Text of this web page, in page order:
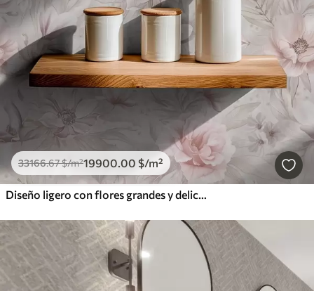
33166.67$/m²19900.00 $/m²
Diseño ligero con flores grandes y delicadas